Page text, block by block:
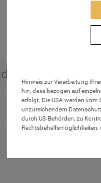
Hinweis zur Verarbeitung
hin, dass bezogen auf
erfolgt. Die USA werden vom
unzureichendem
durch US-Behörden, zu
Rechtsbehelfsmöglichkeiten,